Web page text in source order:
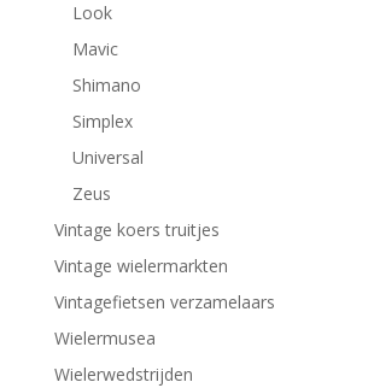
Look
Mavic
Shimano
Simplex
Universal
Zeus
Vintage koers truitjes
Vintage wielermarkten
Vintagefietsen verzamelaars
Wielermusea
Wielerwedstrijden